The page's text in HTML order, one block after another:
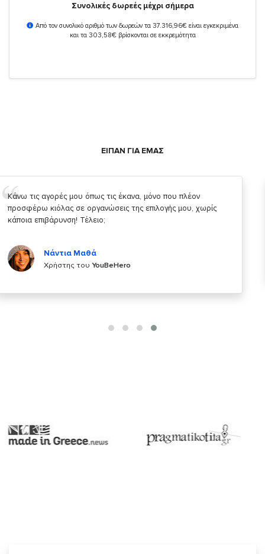
Συνολικές δωρεές μέχρι σήμερα
Από τον συνολικό αριθμό των δωρεών τα 37.316,96€ είναι εγκεκριμένα
και τα 303,58€ βρίσκονται σε εκκρεμότητα
ΕΙΠΑΝ ΓΙΑ ΕΜΑΣ
Σας ευχαριστώ που μας δίνετε την δυνατότητα να κάνουμε
κάτι!
Χρήστης του